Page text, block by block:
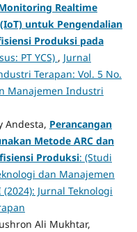
Realtime
untuk Pengendalian
Produksi pada
PT YCS) , Jurnal
Terapan: Vol. 5 No.
Manajemen Industri
Andesta, Perancangan
Metode ARC dan
Produksi: (Studi
dan Manajemen
Jurnal Teknologi
Ali Mukhtar,